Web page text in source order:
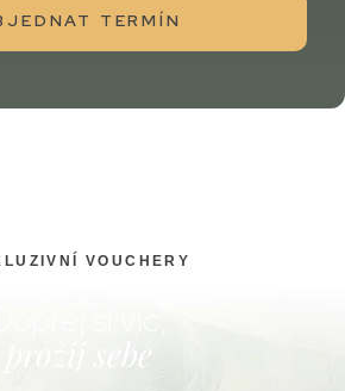
TERMÍN
VOUCHERY
prožij sebe